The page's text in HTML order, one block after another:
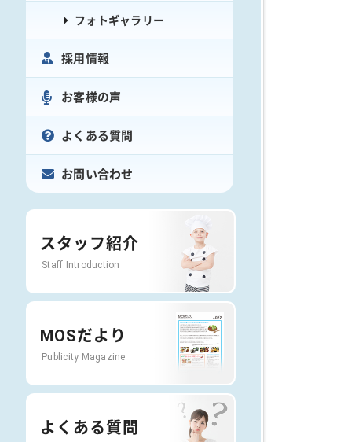
フォトギャラリー
採用情報
お客様の声
よくある質問
お問い合わせ
スタッフ紹介
Staff Introduction
MOSだより
Publicity Magazine
よくある質問